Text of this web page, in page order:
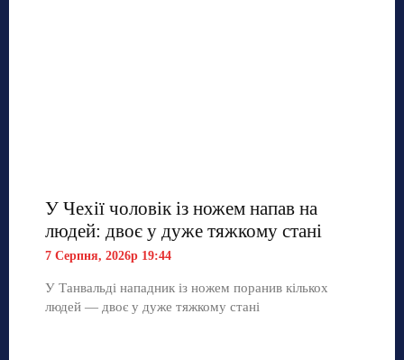
У Чехії чоловік із ножем напав на
людей: двоє у дуже тяжкому стані
7 Серпня, 2026р 19:44
У Танвальді нападник із ножем поранив кількох
людей — двоє у дуже тяжкому стані